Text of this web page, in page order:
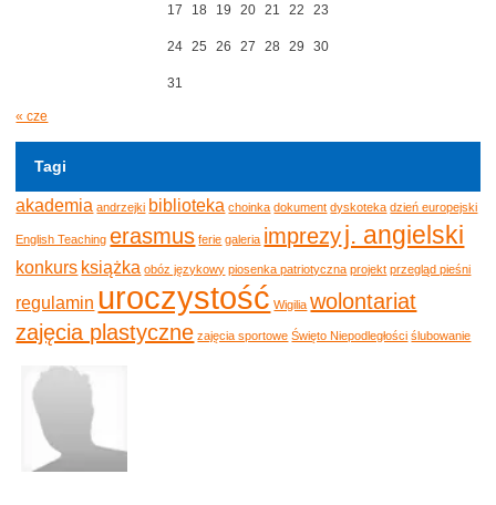
17 18 19 20 21 22 23
24 25 26 27 28 29 30
31
« cze
Tagi
akademia andrzejki biblioteka choinka dokument dyskoteka dzień europejski
English Teaching erasmus ferie galeria imprezyj. angielski
konkurs książka obóz językowy piosenka patriotyczna projekt przegląd pieśni
regulamin uroczystość Wigilia wolontariat
zajęcia plastyczne zajęcia sportowe Święto Niepodległości ślubowanie